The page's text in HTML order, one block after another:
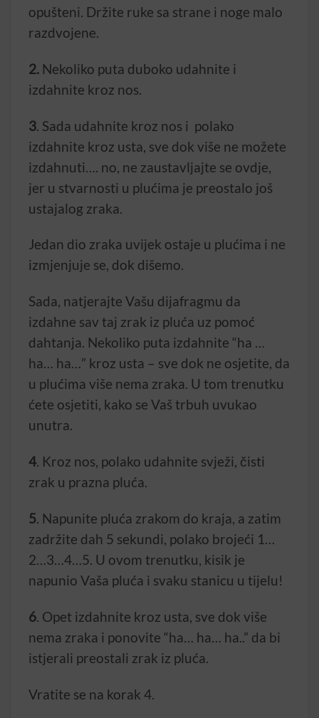
opušteni. Držite ruke sa strane i noge malo
razdvojene.
2. Nekoliko puta duboko udahnite i
izdahnite kroz nos.
3. Sada udahnite kroz nos i polako
izdahnite kroz usta, sve dok više ne možete
izdahnuti…. no, ne zaustavljajte se ovdje,
jer u stvarnosti u plućima je preostalo još
ustajalog zraka.
Jedan dio zraka uvijek ostaje u plućima i ne
izmjenjuje se, dok dišemo.
Sada, natjerajte Vašu dijafragmu da
izdahne sav taj zrak iz pluća uz pomoć
dahtanja. Nekoliko puta izdahnite “ha …
ha… ha…” kroz usta – sve dok ne osjetite, da
u plućima više nema zraka. U tom trenutku
ćete osjetiti, kako se Vaš trbuh uvukao
unutra.
4. Kroz nos, polako udahnite svježi, čisti
zrak u prazna pluća.
5. Napunite pluća zrakom do kraja, a zatim
zadržite dah 5 sekundi, polako brojeći 1…
2…3…4…5. U ovom trenutku, kisik je
napunio Vaša pluća i svaku stanicu u tijelu!
6. Opet izdahnite kroz usta, sve dok više
nema zraka i ponovite “ha… ha… ha..” da bi
istjerali preostali zrak iz pluća.
Vratite se na korak 4.